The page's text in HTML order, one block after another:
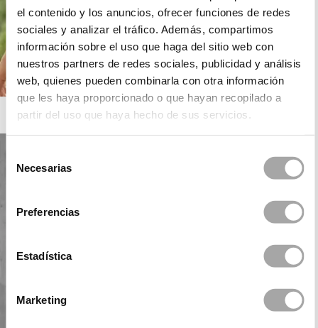
el contenido y los anuncios, ofrecer funciones de redes
sociales y analizar el tráfico. Además, compartimos
información sobre el uso que haga del sitio web con
nuestros partners de redes sociales, publicidad y análisis
web, quienes pueden combinarla con otra información
que les haya proporcionado o que hayan recopilado a
partir del uso que haya hecho de sus servicios.
Necesarias
Preferencias
Estadística
Marketing
ROSA CLARÁ BOHEME